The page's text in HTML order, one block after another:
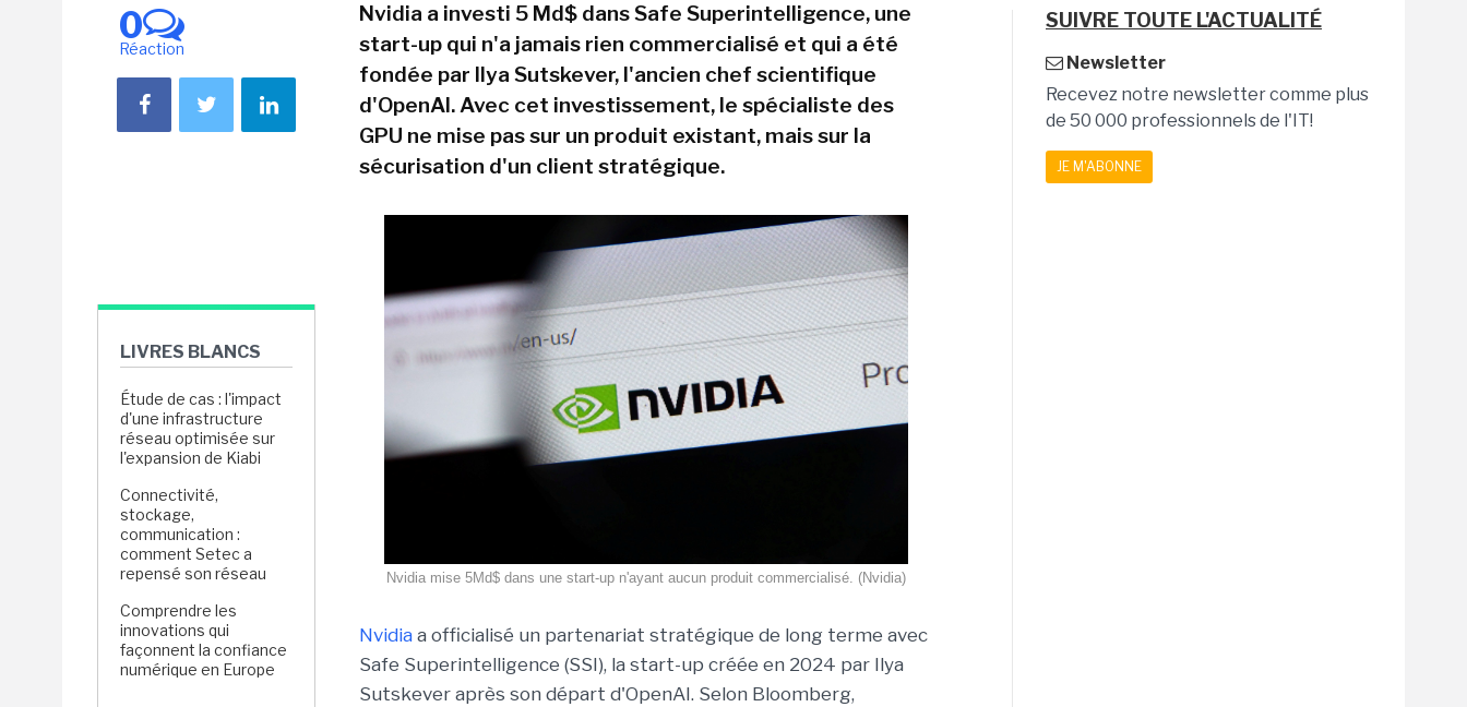
0
Réaction
LIVRES BLANCS
Étude de cas : l'impact
d'une infrastructure
réseau optimisée sur
l'expansion de Kiabi
Connectivité,
stockage,
communication :
comment Setec a
repensé son réseau
Comprendre les
innovations qui
façonnent la confiance
numérique en Europe
Nvidia a investi 5 Md$ dans Safe Superintelligence, une
start-up qui n'a jamais rien commercialisé et qui a été
fondée par Ilya Sutskever, l'ancien chef scientifique
d'OpenAI. Avec cet investissement, le spécialiste des
GPU ne mise pas sur un produit existant, mais sur la
sécurisation d'un client stratégique.
Nvidia mise 5Md$ dans une start-up n'ayant aucun produit commercialisé. (Nvidia)
Nvidia a officialisé un partenariat stratégique de long terme avec
Safe Superintelligence (SSI), la start-up créée en 2024 par Ilya
Sutskever après son départ d'OpenAI. Selon Bloomberg,
SUIVRE TOUTE L'ACTUALITÉ
Newsletter
Recevez notre newsletter comme plus
de 50 000 professionnels de l'IT!
JE M'ABONNE